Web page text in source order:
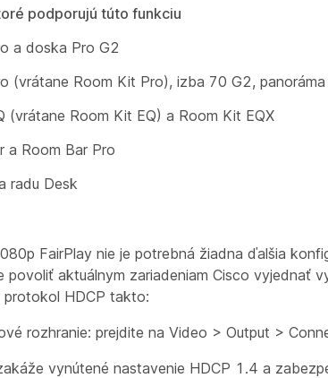
podporujú túto funkciu
a doska Pro G2
(vrátane Room Kit Pro), izba 70 G2,
(vrátane Room Kit EQ) a Room Kit EQX
a Room Bar Pro
radu Desk
FairPlay nie je potrebná žiadna ďalšia
povoliť aktuálnym zariadeniam Cisco vyjednať
protokol HDCP takto:
rozhranie: prejdite na Video > Output >
vynútené nastavenie HDCP 1.4 a